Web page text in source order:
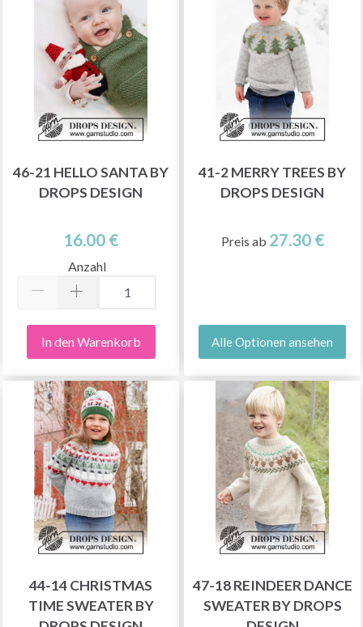
46-21 HELLO SANTA BY
DROPS DESIGN
16.00 €
Anzahl
In den Warenkorb
41-2 MERRY TREES BY
DROPS DESIGN
Preis ab 27.30 €
Alle Optionen ansehen
44-14 CHRISTMAS
TIME SWEATER BY
47-18 REINDEER DANCE
SWEATER BY DROPS